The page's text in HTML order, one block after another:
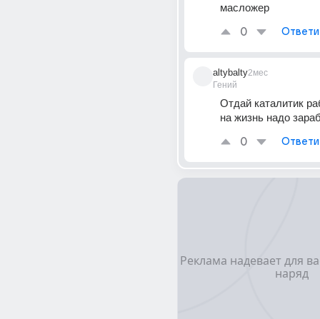
масложер
0
altybalty
Гений
2мес
Отдай каталитик
на жизнь надо
0